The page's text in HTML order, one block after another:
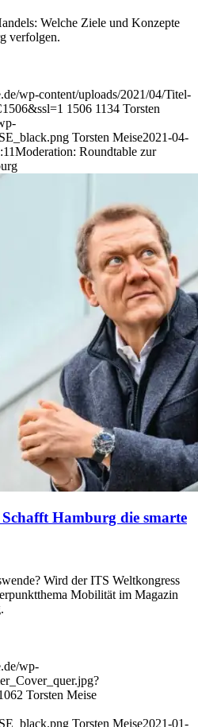
Welche Ziele und Konzepte
verfolgen.
wp-content/uploads/2021/04/Titel-
1506 1134 Torsten
Torsten Meise2021-04-
Moderation: Roundtable zur
Hamburg die smarte
Wird der ITS Weltkongress
Mobilität im Magazin
wp-
Torsten Meise
Torsten Meise2021-01-